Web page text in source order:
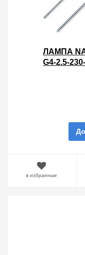
ЛАМПА
G4-2.5-
в избранные